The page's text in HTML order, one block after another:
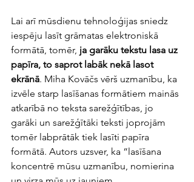
Lai arī mūsdienu tehnoloģijas sniedz
iespēju lasīt grāmatas elektroniskā
formātā, tomēr, ja garāku tekstu lasa uz
papīra, to saprot labāk nekā lasot
ekrānā. Miha Kovāčs vērš uzmanību, ka
izvēle starp lasīšanas formātiem mainās
atkarībā no teksta sarežģītības, jo
garāki un sarežģītāki teksti joprojām
tomēr labprātāk tiek lasīti papīra
formātā. Autors uzsver, ka “lasīšana
koncentrē mūsu uzmanību, nomierina